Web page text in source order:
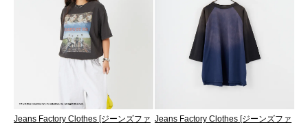
Jeans Factory Clothes [ジーンズファ Jeans Factory Clothes [ジーンズファ